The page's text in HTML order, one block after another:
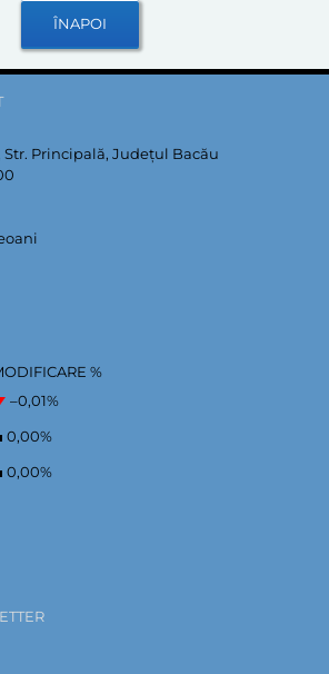
Principală, Județul Bacău
%
–0,01%
0,00%
0,00%